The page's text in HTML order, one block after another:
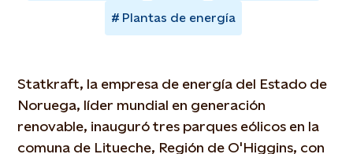
Plantas de energía
Statkraft, la empresa de energía del Estado de
Noruega, líder mundial en generación
renovable, inauguró tres parques eólicos en la
comuna de Litueche, Región de O'Higgins, con